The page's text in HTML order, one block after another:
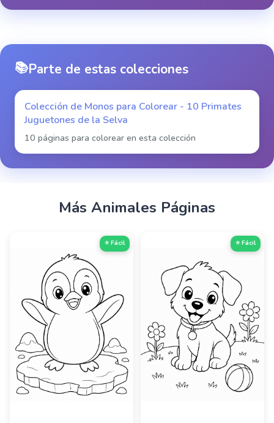
📚Parte de estas colecciones
Colección de Monos para Colorear - 10 Primates
Juguetones de la Selva
10 páginas para colorear en esta colección
Más Animales Páginas
⭐ Fácil ⭐ Fácil